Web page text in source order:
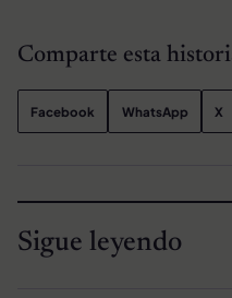
Comparte esta
Facebook WhatsApp X
Sigue leyendo